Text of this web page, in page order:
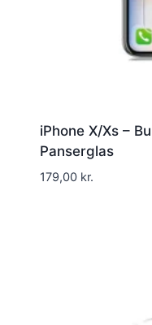
iPhone X/Xs –
Panserglas
179,00 kr.